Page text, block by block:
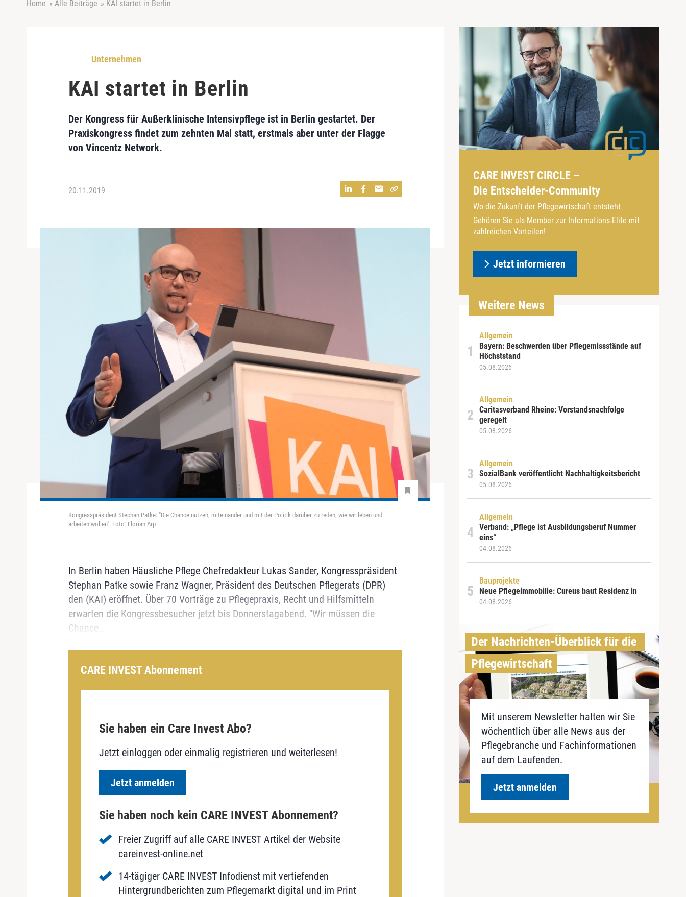
Home » Alle Beiträge » KAI startet in Berlin
Unternehmen
KAI startet in Berlin
Der Kongress für Außerklinische Intensivpflege ist in Berlin gestartet. Der
Praxiskongress findet zum zehnten Mal statt, erstmals aber unter der Flagge
von Vincentz Network.
20.11.2019
Kongresspräsident Stephan Patke: "Die Chance nutzen, miteinander und mit der Politik darüber zu reden, wie wir leben und
arbeiten wollen". Foto: Florian Arp
-
In Berlin haben Häusliche Pflege Chefredakteur Lukas Sander, Kongresspräsident
Stephan Patke sowie Franz Wagner, Präsident des Deutschen Pflegerats (DPR)
den (KAI) eröffnet. Über 70 Vorträge zu Pflegepraxis, Recht und Hilfsmitteln
erwarten die Kongressbesucher jetzt bis Donnerstagabend. "Wir müssen die
Chance...
CARE INVEST Abonnement
Sie haben ein Care Invest Abo?
Jetzt einloggen oder einmalig registrieren und weiterlesen!
Jetzt anmelden
Sie haben noch kein CARE INVEST Abonnement?
Freier Zugriff auf alle CARE INVEST Artikel der Website
careinvest-online.net
14-tägiger CARE INVEST Infodienst mit vertiefenden
Hintergrundberichten zum Pflegemarkt digital und im Print
CARE INVEST CIRCLE –
Die Entscheider-Community
Wo die Zukunft der Pflegewirtschaft entsteht
Gehören Sie als Member zur Informations-Elite mit
zahlreichen Vorteilen!
Jetzt informieren
Weitere News
Allgemein
Bayern: Beschwerden über Pflegemissstände auf
Höchststand
05.08.2026
Allgemein
Caritasverband Rheine: Vorstandsnachfolge
geregelt
05.08.2026
Allgemein
SozialBank veröffentlicht Nachhaltigkeitsbericht
05.08.2026
Allgemein
Verband: „Pflege ist Ausbildungsberuf Nummer
eins“
04.08.2026
Bauprojekte
Neue Pflegeimmobilie: Cureus baut Residenz in
04.08.2026
Der Nachrichten-Überblick für die
Pflegewirtschaft
Mit unserem Newsletter halten wir Sie
wöchentlich über alle News aus der
Pflegebranche und Fachinformationen
auf dem Laufenden.
Jetzt anmelden